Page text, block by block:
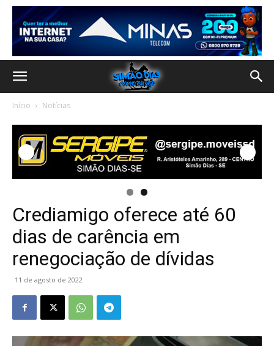
Início Notícias
Crediamigo oferece até 60
dias de carência em
renegociação de dívidas
11 de agosto de 2022